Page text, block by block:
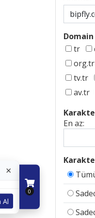
Domain
tr
org.tr
tv.tr
av.tr
En az:
0
×
Al